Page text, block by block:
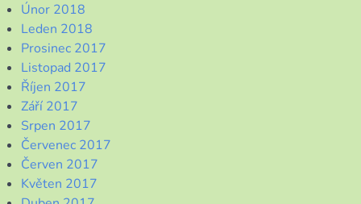
Únor 2018
Leden 2018
Prosinec 2017
Listopad 2017
Říjen 2017
Září 2017
Srpen 2017
Červenec 2017
Červen 2017
Květen 2017